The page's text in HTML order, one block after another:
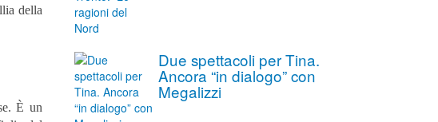
della
È un
Due spettacoli per Tina.
Ancora “in dialogo” con
Megalizzi